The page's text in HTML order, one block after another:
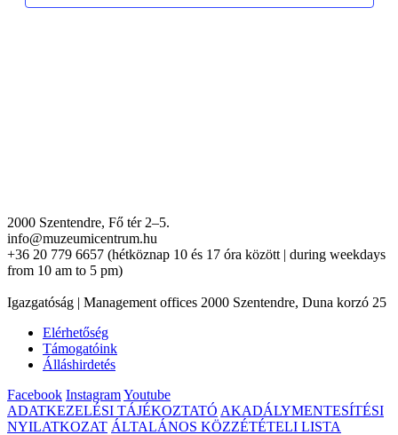
2000 Szentendre, Fő tér 2–5.
info@muzeumicentrum.hu
+36 20 779 6657 (hétköznap 10 és 17 óra között | during weekdays
from 10 am to 5 pm)
Igazgatóság | Management offices 2000 Szentendre, Duna korzó 25
Elérhetőség
Támogatóink
Álláshirdetés
Facebook InstagramYoutube
ADATKEZELÉSI TÁJÉKOZTATÓ AKADÁLYMENTESÍTÉSI
NYILATKOZAT ÁLTALÁNOS KÖZZÉTÉTELI LISTA